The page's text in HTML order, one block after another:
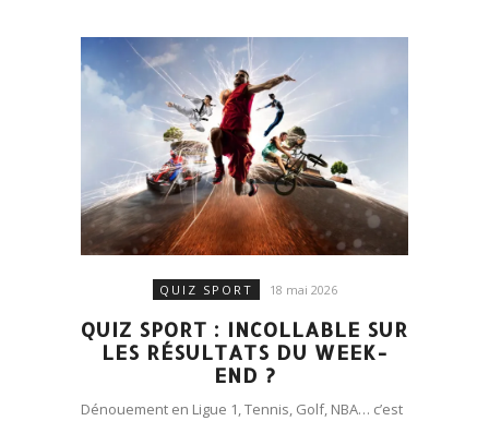
QUIZ SPORT 18 mai 2026
QUIZ SPORT : INCOLLABLE SUR
LES RÉSULTATS DU WEEK-
END ?
Dénouement en Ligue 1, Tennis, Golf, NBA… c’est